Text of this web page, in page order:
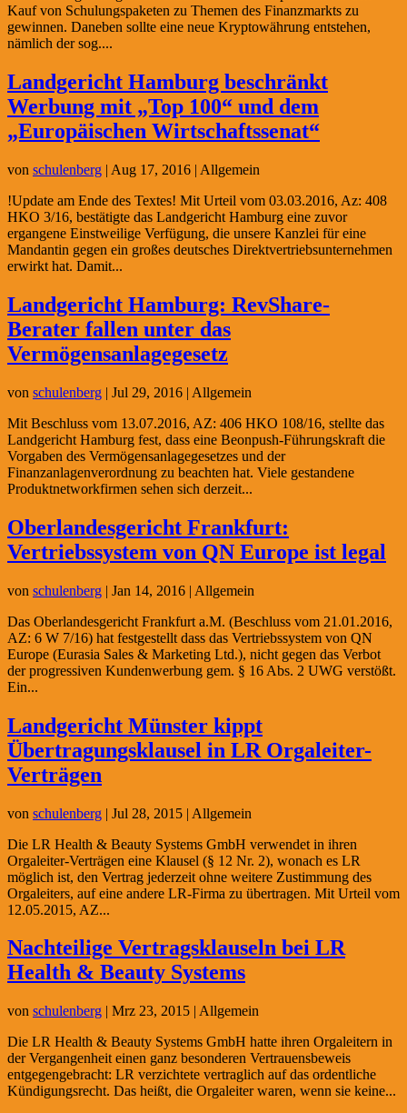
Kauf von Schulungspaketen zu Themen des Finanzmarkts zu
gewinnen. Daneben sollte eine neue Kryptowährung entstehen,
nämlich der sog....
Landgericht Hamburg beschränkt
Werbung mit „Top 100“ und dem
„Europäischen Wirtschaftssenat“
von schulenberg | Aug 17, 2016 | Allgemein
!Update am Ende des Textes! Mit Urteil vom 03.03.2016, Az: 408
HKO 3/16, bestätigte das Landgericht Hamburg eine zuvor
ergangene Einstweilige Verfügung, die unsere Kanzlei für eine
Mandantin gegen ein großes deutsches Direktvertriebsunternehmen
erwirkt hat. Damit...
Landgericht Hamburg: RevShare-
Berater fallen unter das
Vermögensanlagegesetz
von schulenberg | Jul 29, 2016 | Allgemein
Mit Beschluss vom 13.07.2016, AZ: 406 HKO 108/16, stellte das
Landgericht Hamburg fest, dass eine Beonpush-Führungskraft die
Vorgaben des Vermögensanlagegesetzes und der
Finanzanlagenverordnung zu beachten hat. Viele gestandene
Produktnetworkfirmen sehen sich derzeit...
Oberlandesgericht Frankfurt:
Vertriebssystem von QN Europe ist legal
von schulenberg | Jan 14, 2016 | Allgemein
Das Oberlandesgericht Frankfurt a.M. (Beschluss vom 21.01.2016,
AZ: 6 W 7/16) hat festgestellt dass das Vertriebssystem von QN
Europe (Eurasia Sales & Marketing Ltd.), nicht gegen das Verbot
der progressiven Kundenwerbung gem. § 16 Abs. 2 UWG verstößt.
Ein...
Landgericht Münster kippt
Übertragungsklausel in LR Orgaleiter-
Verträgen
von schulenberg | Jul 28, 2015 | Allgemein
Die LR Health & Beauty Systems GmbH verwendet in ihren
Orgaleiter-Verträgen eine Klausel (§ 12 Nr. 2), wonach es LR
möglich ist, den Vertrag jederzeit ohne weitere Zustimmung des
Orgaleiters, auf eine andere LR-Firma zu übertragen. Mit Urteil vom
12.05.2015, AZ...
Nachteilige Vertragsklauseln bei LR
Health & Beauty Systems
von schulenberg | Mrz 23, 2015 | Allgemein
Die LR Health & Beauty Systems GmbH hatte ihren Orgaleitern in
der Vergangenheit einen ganz besonderen Vertrauensbeweis
entgegengebracht: LR verzichtete vertraglich auf das ordentliche
Kündigungsrecht. Das heißt, die Orgaleiter waren, wenn sie keine...